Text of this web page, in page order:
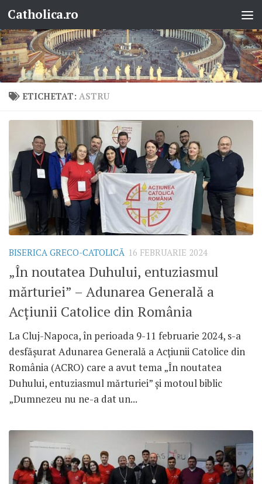
Skip to content
Catholica.ro
ETICHETAT: ASTRU
BISERICA GRECO-CATOLICĂ 16 FEBRUARIE 2024
„În noutatea Duhului, entuziasmul
mărturiei” – Adunarea Generală a
Acțiunii Catolice din România
La Cluj-Napoca, în perioada 9-11 februarie 2024, s-a
desfășurat Adunarea Generală a Acțiunii Catolice din
România (ACRO) care a avut tema „În noutatea
Duhului, entuziasmul mărturiei” și motoul biblic
„Dumnezeu nu ne-a dat un...